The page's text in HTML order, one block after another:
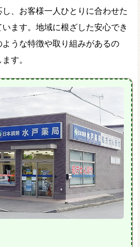
、お客様一人ひとりに合わせた
ます。地域に根ざした安心でき
うな特徴や取り組みがあるの
す。